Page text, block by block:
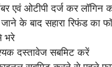
एवं ओटीपी दर्ज कर लॉगिन
जाने के बाद सहारा रिफंड का
भरे
दस्तावेज सबमिट करें